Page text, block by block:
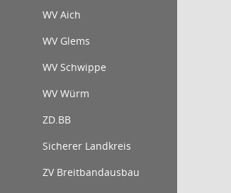
WV Aich
WV Glems
WV Schwippe
WV Würm
ZD.BB
Sicherer Landkreis
ZV Breitbandausbau